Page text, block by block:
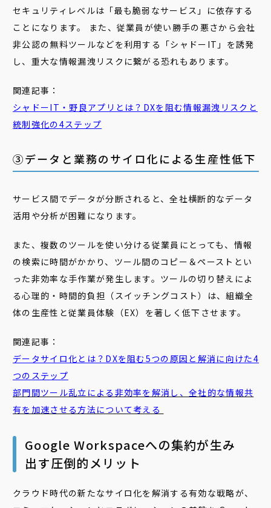
セキュリティレベルは「最も脆弱なサービス」に依存する
ことになります。 また、従業員が使い勝手の悪さから会社
非公認の無料ツールなどを利用する「シャドーIT」を誘発
し、重大な情報漏洩リスクに繋がる恐れもあります。
関連記事：
シャドーIT・野良アプリとは？DXを阻む情報漏洩リスクと
統制強化の4ステップ
③データと業務のサイロ化による生産性低下
サービス間でデータが分断されると、全社横断的なデータ
活用や分析が困難になります。
また、複数のツールを使い分ける従業員にとっても、情報
の検索に時間がかかり、ツール間のコピー＆ペーストとい
った非効率な手作業が発生します。ツールの切り替えによ
る心理的・時間的負担（スイッチングコスト）は、組織全
体の生産性と従業員体験（EX）を著しく低下させます。
関連記事：
データサイロ化とは？DXを阻む5つの原因と解消に向けた4
つのステップ
部門間ツール乱立による非効率を解消し、全社的な情報共
有を加速させる方法について考える
Google Workspaceへの集約が生み
出す圧倒的メリット
クラウド時代の新たなサイロ化を解消する有効な戦略が、